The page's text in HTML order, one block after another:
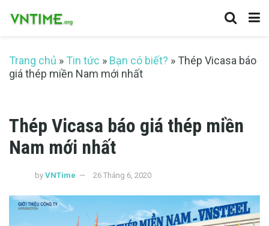
Trang chủ » Tin tức » Bạn có biết? » Thép Vicasa báo
giá thép miền Nam mới nhất
Thép Vicasa báo giá thép miền
Nam mới nhất
by VNTime 26 Tháng 6, 2020